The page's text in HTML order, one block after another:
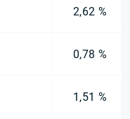
2,62 %
0,78 %
1,51 %